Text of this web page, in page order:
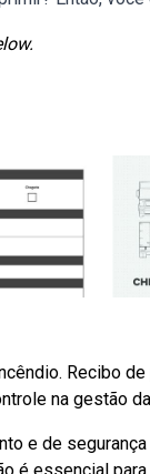
Recibo
na gestão
e de